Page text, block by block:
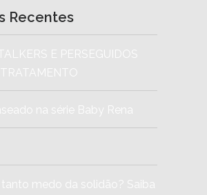
Recentes
E PERSEGUIDOS
na série Baby Rena
medo da solidão? Saiba